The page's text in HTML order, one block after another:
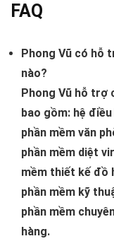
FAQ
Phong Vũ có hỗ
nào?
Phong Vũ hỗ trợ
bao gồm: hệ
phần mềm văn
phần mềm diệt
mềm thiết kế đồ
phần mềm kỹ
phần mềm
hàng.